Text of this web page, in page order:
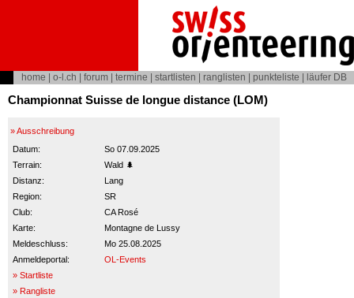
home o-l.ch forum termine startlisten ranglisten punkteliste läufer DB
Championnat Suisse de longue distance (LOM)
» Ausschreibung
Datum:
So 07.09.2025
Terrain:
Wald 🌲
Distanz:
Lang
Region:
SR
Club:
CA Rosé
Karte:
Montagne de Lussy
Meldeschluss:
Mo 25.08.2025
Anmeldeportal:
OL-Events
» Startliste
» Rangliste